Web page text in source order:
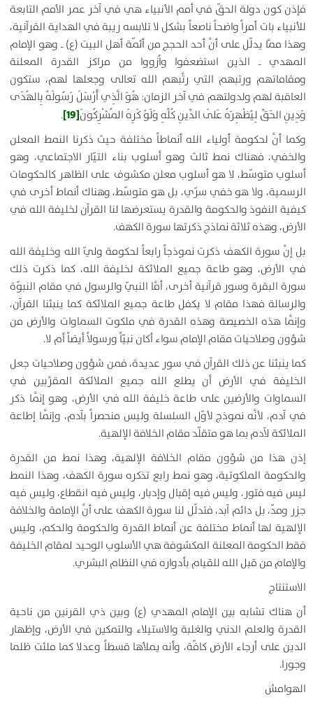
فإذن كون دولة الحقّ في أمم الأنبياء هي في آخر عمر الأمم التابعة
للأنبياء بات أمراً واضحاً ناصعاً بشكل لا تلابسه ريبة في الهداية القرآنية،
وهذا ممَّا يدلّل على أنَّ أحد الحجج من أئمّة أهل البيت (ع) ـ وهو الإمام
المهدي ـ الذين استضعفوا واُزووا من مراكز القدرة المعلنة
ومقاماتهم ورتبهم التي رتَّبهم الله تعالى وجعلها لهم، ستكون
العاقبة لهم ولدولتهم في آخر الزمان:هُوَ الَّذِي أَرْسَلَ رَسُولَهُ بِالهُدَى
وَدِينِ الحَقِّ لِيُظْهِرَهُ عَلَى الدِّينِ كُلِّهِ وَلَوْ كَرِهَ المُشْرِكُونَ[19]
.
وكما أنَّ لحكومة أولياء الله أنماطاً مختلفة حيث ذكرنا النمط المعلن
والخفي، فهناك نمط ثالث وهو أسلوب بناء التيّار الاجتماعي، وهو
أسلوب متوسّط، لا هو أسلوب معلن مكشوف على الظاهر كالحكومات
الرسمية، ولا هو خفي سرّي، بل هو متوسّط، وهناك أنماط أخرى في
كيفية النفوذ والحكومة والقدرة يستعرضها لنا القرآن لخليفة الله في
الأرض، وهذه ثلاثة نماذج ذكرتها سورة الكهف.
بل إنَّ سورة الكهف ذكرت نموذجاً رابعاً لحكومة وليّ الله وخليفة الله
في الأرض، وهو طاعة جميع الملائكة لخليفة الله، كما ذكرت ذلك
سورة البقرة وسور قرآنية أخرى، أمَّا النبيّ والرسول في مقام النبوّة
والرسالة فهذا مقام لا يكفل طاعة جميع الملائكة كما ينبئنا القرآن،
وإنَّما هذه الخصيصة وهذه القدرة في ملكوت السماوات والأرض من
شؤون وصلاحيات مقام الإمام سواء أكان نبيّاً ورسولاً أيضاً أم لا.
كما ينبئنا عن ذلك القرآن في سور عديدة، فمن شؤون وصلاحيات جعل
الخليفة في الأرض أن يطلع الله جميع الملائكة المقرَّبين في
السماوات والأرضين على طاعة خليفة الله في الأرض، وهو إنَّما ذكر
في آدم، لأنَّه نموذج لأوّل السلسلة وليس منحصراً بآدم، وإنَّما إطاعة
الملائكة لآدم بما هو متقلّد مقام الخلافة الإلهية.
إذن هذا من شؤون مقام الخلافة الإلهية، وهذا نمط من القدرة
والحكومة الملكوتية، وهو نمط رابع تذكره سورة الكهف، وهذا النمط
ليس فيه فتور، وليس فيه إقبال وإدبار، وليس فيه انقطاع، وليس فيه
جزر ومدّ، بل دائم آبد، فتدلّل لنا سورة الكهف على أنَّ الإمامة والخلافة
الإلهية لها أنماط مختلفة عن أنماط القدرة والحكومة والحكم، وليس
فقط الحكومة المعلنة المكشوفة هي الأسلوب الوحيد لمقام الخليفة
والإمام من قبل الله للقيام بأدواره في النظام البشري.
الاستنتاج
أن هناك تشابه بين الإمام المهدي (ع) وبين ذي القرنين من ناحية
القدرة والعلم الدني والغلبة والاستيلاء والتمكين في الأرض، وإظهار
الدين على أرجاء الأرض كافّة، وأنه يملأها قسطاً وعدلا كما ملئت ظلما
وجورا.
الهوامش